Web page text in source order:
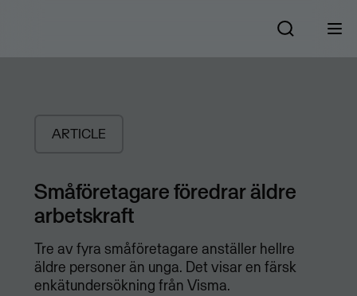
ARTICLE
Småföretagare föredrar äldre
arbetskraft
Tre av fyra småföretagare anställer hellre
äldre personer än unga. Det visar en färsk
enkätundersökning från Visma.